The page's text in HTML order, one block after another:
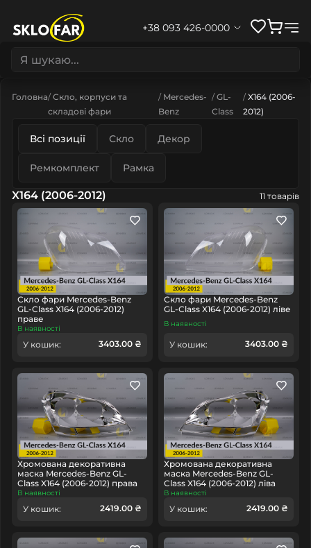
+38 093 426-0000
Головна Скло, корпуси та
складові фари
Mercedes-
Benz
GL-
Class
X164 (2006-
2012)
Всі позиції Скло Декор
Ремкомплект Рамка
X164 (2006-2012) 11 товарів
Скло фари Mercedes-Benz
GL-Class X164 (2006-2012)
праве
В наявності
У кошик: 3403.00 ₴
Скло фари Mercedes-Benz
GL-Class X164 (2006-2012) ліве
В наявності
У кошик: 3403.00 ₴
Хромована декоративна
маска Mercedes-Benz GL-
Class X164 (2006-2012) права
В наявності
У кошик: 2419.00 ₴
Хромована декоративна
маска Mercedes-Benz GL-
Class X164 (2006-2012) ліва
В наявності
У кошик: 2419.00 ₴